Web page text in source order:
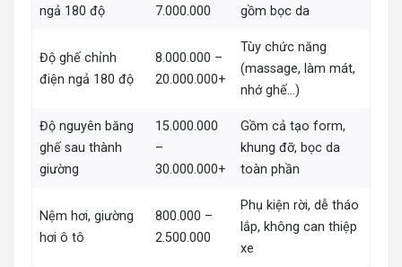
ngả 180 độ
7.000.000
gồm bọc da
Độ ghế chỉnh
điện ngả 180 độ
8.000.000 –
20.000.000+
Tùy chức năng
(massage, làm mát,
nhớ ghế…)
Độ nguyên băng
ghế sau thành
giường
15.000.000
–
30.000.000+
Gồm cả tạo form,
khung đỡ, bọc da
toàn phần
Nệm hơi, giường
hơi ô tô
800.000 –
2.500.000
Phụ kiện rời, dễ tháo
lắp, không can thiệp
xe